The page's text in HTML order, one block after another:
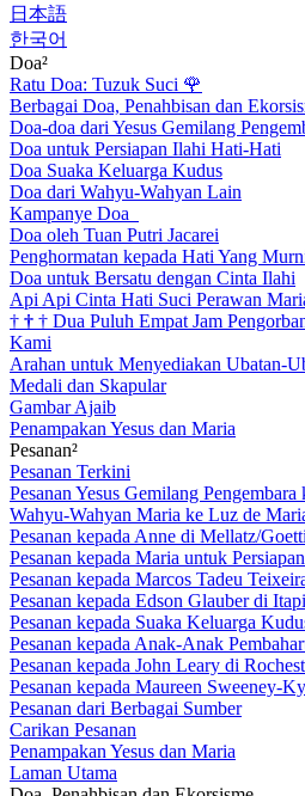
日本語
한국어
Doa²
Ratu Doa: Tuzuk Suci 🌹
Berbagai Doa, Penahbisan dan
Doa-doa dari Yesus Gemilang
Doa untuk Persiapan Ilahi Hati-Hati
Doa Suaka Keluarga Kudus
Doa dari Wahyu-Wahyan Lain
Kampanye Doa
Doa oleh Tuan Putri Jacarei
Penghormatan kepada Hati Yang
Doa untuk Bersatu dengan Cinta Ilahi
Api Api Cinta Hati Suci Perawan
† † † Dua Puluh Empat Jam
Kami
Arahan untuk Menyediakan Ubatan-
Medali dan Skapular
Gambar Ajaib
Penampakan Yesus dan Maria
Pesanan²
Pesanan Terkini
Pesanan Yesus Gemilang
Wahyu-Wahyan Maria ke Luz de
Pesanan kepada Anne di Mellatz/
Pesanan kepada Maria untuk
Pesanan kepada Marcos Tadeu
Pesanan kepada Edson Glauber di
Pesanan kepada Suaka Keluarga
Pesanan kepada Anak-Anak
Pesanan kepada John Leary di
Pesanan kepada Maureen Sweeney-
Pesanan dari Berbagai Sumber
Carikan Pesanan
Penampakan Yesus dan Maria
Laman Utama